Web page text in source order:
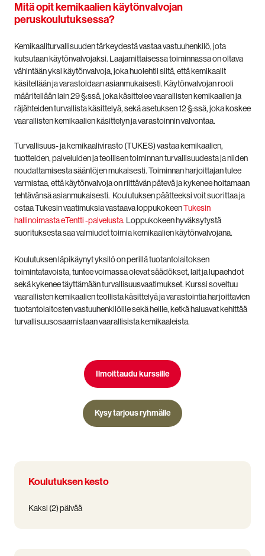
Mitä opit kemikaalien käytönvalvojan
peruskoulutuksessa?
Kemikaaliturvallisuuden tärkeydestä vastaa vastuuhenkilö, jota
kutsutaan käytönvalvojaksi. Laajamittaisessa toiminnassa on oltava
vähintään yksi käytönvalvoja, joka huolehtii siitä, että kemikaalit
käsitellään ja varastoidaan asianmukaisesti. Käytönvalvojan rooli
määritellään lain 29 §:ssä, joka käsittelee vaarallisten kemikaalien ja
räjähteiden turvallista käsittelyä, sekä asetuksen 12 §:ssä, joka koskee
vaarallisten kemikaalien käsittelyn ja varastoinnin valvontaa.
Turvallisuus- ja kemikaalivirasto (TUKES) vastaa kemikaalien,
tuotteiden, palveluiden ja teollisen toiminnan turvallisuudesta ja niiden
noudattamisesta sääntöjen mukaisesti. Toiminnan harjoittajan tulee
varmistaa, että käytönvalvoja on riittävän pätevä ja kykenee hoitamaan
tehtävänsä asianmukaisesti. Koulutuksen päätteeksi voit suorittaa ja
ostaa Tukesin vaatimuksia vastaava loppukokeenTukesin
hallinoimasta eTentti -palvelusta. Loppukokeen hyväksytystä
suorituksesta saa valmiudet toimia kemikaalien käytönvalvojana.
Koulutuksen läpikäynyt yksilö on perillä tuotantolaitoksen
toimintatavoista, tuntee voimassa olevat säädökset, lait ja lupaehdot
sekä kykenee täyttämään turvallisuusvaatimukset. Kurssi soveltuu
vaarallisten kemikaalien teollista käsittelyä ja varastointia harjoittavien
tuotantolaitosten vastuuhenkilöille sekä heille, ketkä haluavat kehittää
turvallisuusosaamistaan vaarallisista kemikaaleista.
Ilmoittaudu kurssille
Kysy tarjous ryhmälle
Koulutuksen kesto
Kaksi (2) päivää